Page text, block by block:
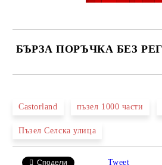
БЪРЗА ПОРЪЧКА БЕЗ
Ние ще се свържем с вас в рамките на
Castorland пъзел 1000 части
Пъзел Селска улица
Сподели Tweet